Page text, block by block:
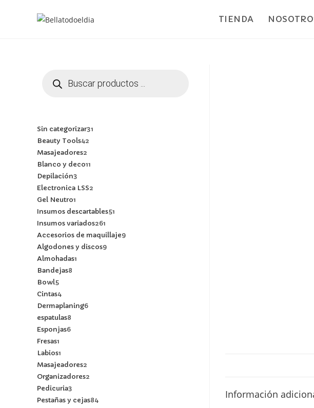
TIENDA
Información
Sin categorizar31
Beauty Tools42
Masajeadores2
Blanco y deco11
Depilación3
Electronica LSS2
Gel Neutro1
Insumos descartables51
Insumos variados261
Accesorios de maquillaje9
Algodones y discos9
Almohadas1
Bandejas8
Bowl5
Cintas4
Dermaplaning6
espatulas8
Esponjas6
Fresas1
Labios1
Masajeadores2
Organizadores2
Pedicuria3
Pestañas y cejas84